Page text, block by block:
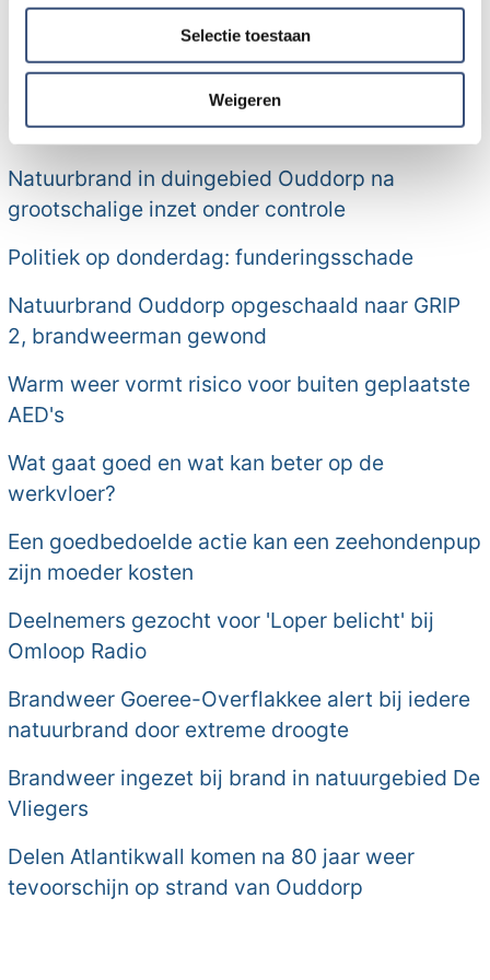
partners kunnen deze gegevens combineren met andere
informatie die u aan ze heeft verstrekt of die ze hebben
verzameld op basis van uw gebruik van hun services.
Selectie toestaan
Weigeren
Meer nieuws van Goeree-
Overflakkee:
Natuurbrand in duingebied Ouddorp na
grootschalige inzet onder controle
Politiek op donderdag: funderingsschade
Natuurbrand Ouddorp opgeschaald naar GRIP
2, brandweerman gewond
Warm weer vormt risico voor buiten geplaatste
AED's
Wat gaat goed en wat kan beter op de
werkvloer?
Een goedbedoelde actie kan een zeehondenpup
zijn moeder kosten
Deelnemers gezocht voor 'Loper belicht' bij
Omloop Radio
Brandweer Goeree-Overflakkee alert bij iedere
natuurbrand door extreme droogte
Brandweer ingezet bij brand in natuurgebied De
Vliegers
Delen Atlantikwall komen na 80 jaar weer
tevoorschijn op strand van Ouddorp